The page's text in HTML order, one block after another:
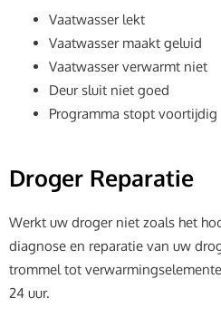
Vaatwasser lekt
Vaatwasser maakt geluid
Vaatwasser verwarmt niet
Deur sluit niet goed
Programma stopt voortijdig
Droger Reparatie
Werkt uw droger niet zoals het
diagnose en reparatie van uw
trommel tot
24 uur.